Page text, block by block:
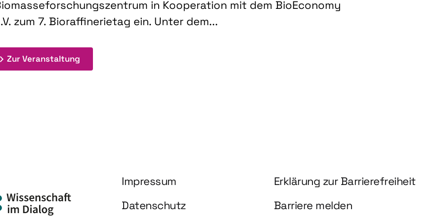
in Kooperation mit dem BioEconomy
zum 7. Bioraffinerietag ein. Unter dem...
Zur Veranstaltung: 7. Bioraffinerietag "Schlüsseltechnologien für biobasierte Produkte und Kraftstoffe"
Information und Service
Impressum
Erklärung zur Barrierefreiheit
Datenschutz
Barriere melden